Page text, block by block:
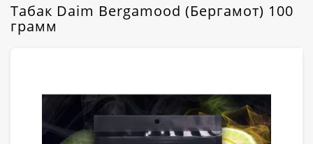
Табак Daim Bergamood (Бергамот) 100
грамм